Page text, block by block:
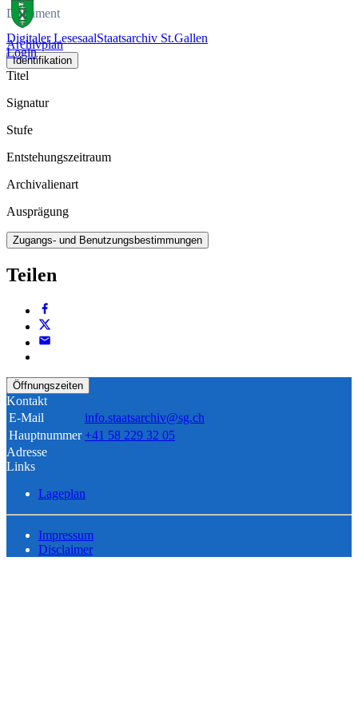
Digitaler LesesaalStaatsarchiv St.Gallen
Login
Dokument
Archivplan
Identifikation
Titel
Signatur
Stufe
Entstehungszeitraum
Archivalienart
Ausprägung
Zugangs- und Benutzungsbestimmungen
Teilen
Öffnungszeiten
Kontakt
E-Mail
info.staatsarchiv@sg.ch
Hauptnummer +41 58 229 32 05
Adresse
Links
Lageplan
Impressum
Disclaimer